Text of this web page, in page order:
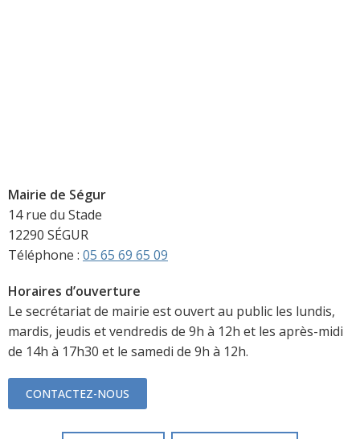
Mairie de Ségur
14 rue du Stade
12290 SÉGUR
Téléphone : 05 65 69 65 09
Horaires d’ouverture
Le secrétariat de mairie est ouvert au public les lundis,
mardis, jeudis et vendredis de 9h à 12h et les après-midi
de 14h à 17h30 et le samedi de 9h à 12h.
CONTACTEZ-NOUS